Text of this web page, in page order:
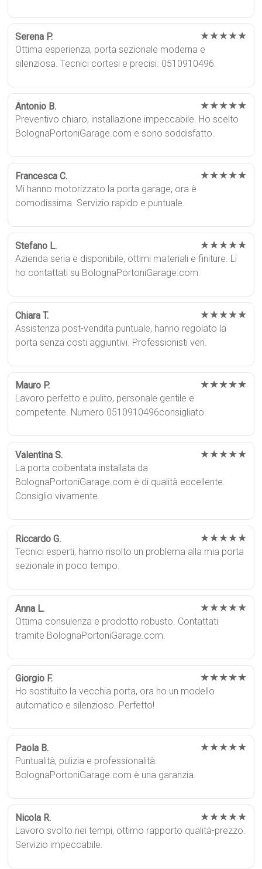
Serena P. ★★★★★
Ottima esperienza, porta sezionale moderna e
silenziosa. Tecnici cortesi e precisi. 0510910496.
Antonio B. ★★★★★
Preventivo chiaro, installazione impeccabile. Ho scelto
BolognaPortoniGarage.com e sono soddisfatto.
Francesca C. ★★★★★
Mi hanno motorizzato la porta garage, ora è
comodissima. Servizio rapido e puntuale.
Stefano L. ★★★★★
Azienda seria e disponibile, ottimi materiali e finiture. Li
ho contattati su BolognaPortoniGarage.com.
Chiara T. ★★★★★
Assistenza post-vendita puntuale, hanno regolato la
porta senza costi aggiuntivi. Professionisti veri.
Mauro P. ★★★★★
Lavoro perfetto e pulito, personale gentile e
competente. Numero 0510910496consigliato.
Valentina S. ★★★★★
La porta coibentata installata da
BolognaPortoniGarage.com è di qualità eccellente.
Consiglio vivamente.
Riccardo G. ★★★★★
Tecnici esperti, hanno risolto un problema alla mia porta
sezionale in poco tempo.
Anna L. ★★★★★
Ottima consulenza e prodotto robusto. Contattati
tramite BolognaPortoniGarage.com.
Giorgio F. ★★★★★
Ho sostituito la vecchia porta, ora ho un modello
automatico e silenzioso. Perfetto!
Paola B. ★★★★★
Puntualità, pulizia e professionalità.
BolognaPortoniGarage.com è una garanzia.
Nicola R. ★★★★★
Lavoro svolto nei tempi, ottimo rapporto qualità-prezzo.
Servizio impeccabile.